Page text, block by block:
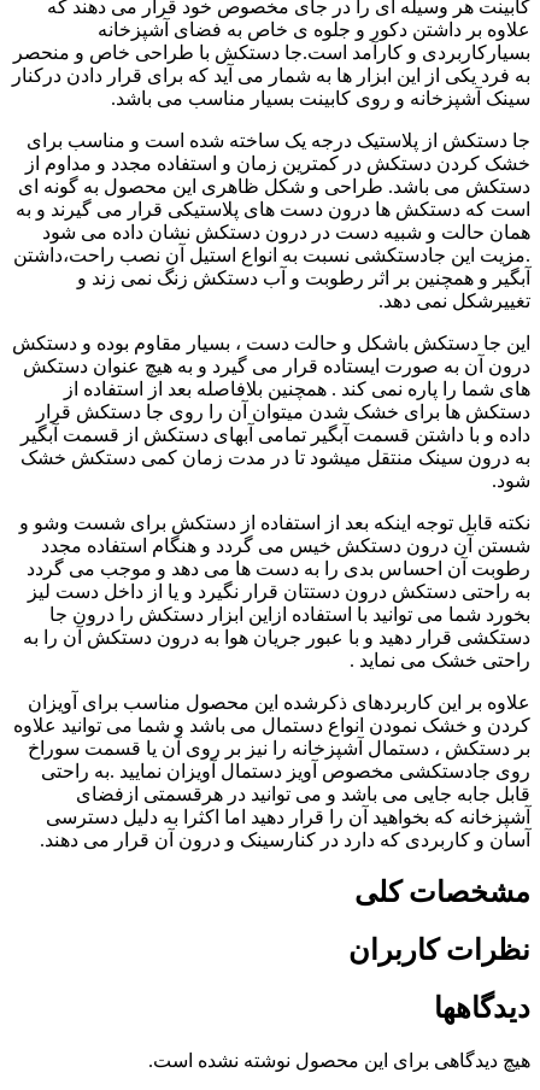
کابینت هر وسیله ای را در جای مخصوص خود قرار می دهند که
علاوه بر داشتن دکور و جلوه ی خاص به فضای آشپزخانه
بسیارکاربردی و کارآمد است.جا دستکش با طراحی خاص و منحصر
به فرد یکی از این ابزار ها به شمار می آید که برای قرار دادن درکنار
سینک آشپزخانه و روی کابینت بسیار مناسب می باشد.
جا دستکش از پلاستیک درجه یک ساخته شده است و مناسب برای
خشک کردن دستکش در کمترین زمان و استفاده مجدد و مداوم از
دستکش می باشد. طراحی و شکل ظاهری این محصول به گونه ای
است که دستکش ها درون دست های پلاستیکی قرار می گیرند و به
همان حالت و شبیه دست در درون دستکش نشان داده می شود
.مزیت این جادستکشی نسبت به انواع استیل آن نصب راحت،داشتن
آبگیر و همچنین بر اثر رطوبت و آب دستکش زنگ نمی زند و
تغییرشکل نمی دهد.
این جا دستکش باشکل و حالت دست ، بسیار مقاوم بوده و دستکش
درون آن به صورت ایستاده قرار می گیرد و به هیچ عنوان دستکش
های شما را پاره نمی کند . همچنین بلافاصله بعد از استفاده از
دستکش ها برای خشک شدن میتوان آن را روی جا دستکش قرار
داده و با داشتن قسمت آبگیر تمامی آبهای دستکش از قسمت آبگیر
به درون سینک منتقل میشود تا در مدت زمان کمی دستکش خشک
شود.
نکته قابل توجه اینکه بعد از استفاده از دستکش برای شست وشو و
شستن آن درون دستکش خیس می گردد و هنگام استفاده مجدد
رطوبت آن احساس بدی را به دست ها می دهد و موجب می گردد
به راحتی دستکش درون دستتان قرار نگیرد و یا از داخل دست لیز
بخورد شما می توانید با استفاده ازاین ابزار دستکش را درون جا
دستکشی قرار دهید و با عبور جریان هوا به درون دستکش آن را به
راحتی خشک می نماید .
علاوه بر این کاربردهای ذکرشده این محصول مناسب برای آویزان
کردن و خشک نمودن انواع دستمال می باشد و شما می توانید علاوه
بر دستکش ، دستمال آشپزخانه را نیز بر روی آن یا قسمت سوراخ
روی جادستکشی مخصوص آویز دستمال آویزان نمایید .به راحتی
قابل جابه جایی می باشد و می توانید در هرقسمتی ازفضای
آشپزخانه که بخواهید آن را قرار دهید اما اکثرا به دلیل دسترسی
آسان و کاربردی که دارد در کنارسینک و درون آن قرار می دهند.
مشخصات کلی
نظرات کاربران
دیدگاهها
هیچ دیدگاهی برای این محصول نوشته نشده است.